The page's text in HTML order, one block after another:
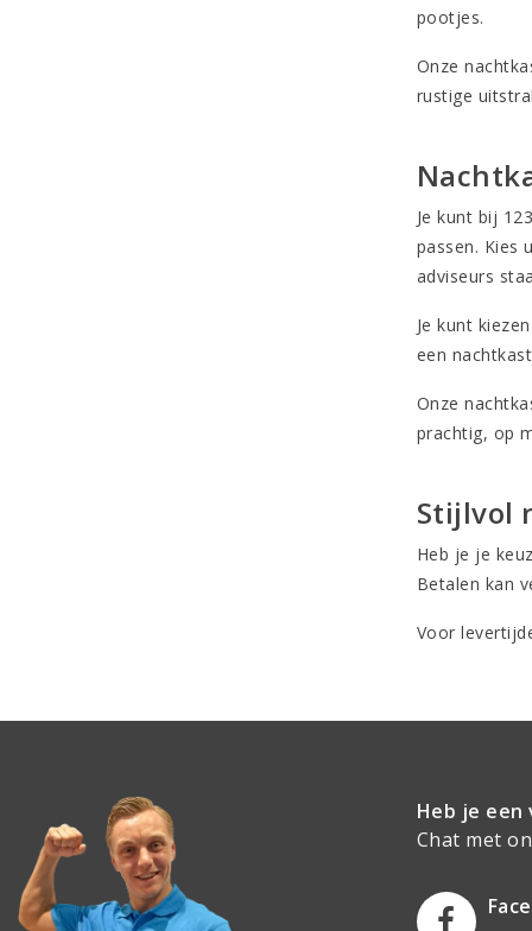
pootjes.
Onze
rustige
Je kunt bij
passen. Kies
adviseurs
Je kunt
een
Onze
prachtig, op
Stijlvol
Heb je je
Betalen kan
Voor
Heb je een
Chat met